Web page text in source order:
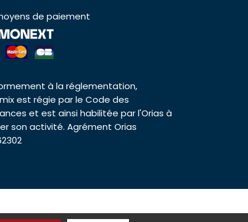
de paiement
à la réglementation,
est régie par le Code des
et est ainsi habilitée par l'Orias à
son activité. Agrément Orias